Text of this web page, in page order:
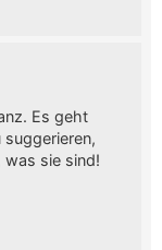
Es geht
was sie sind!